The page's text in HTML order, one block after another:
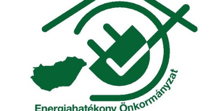
A helyi választási bizottság határozatai
Roma Nemzetiségi Önkormányzat
Roma Nemzetiségi Önkormányzat ülések
Rendeletek